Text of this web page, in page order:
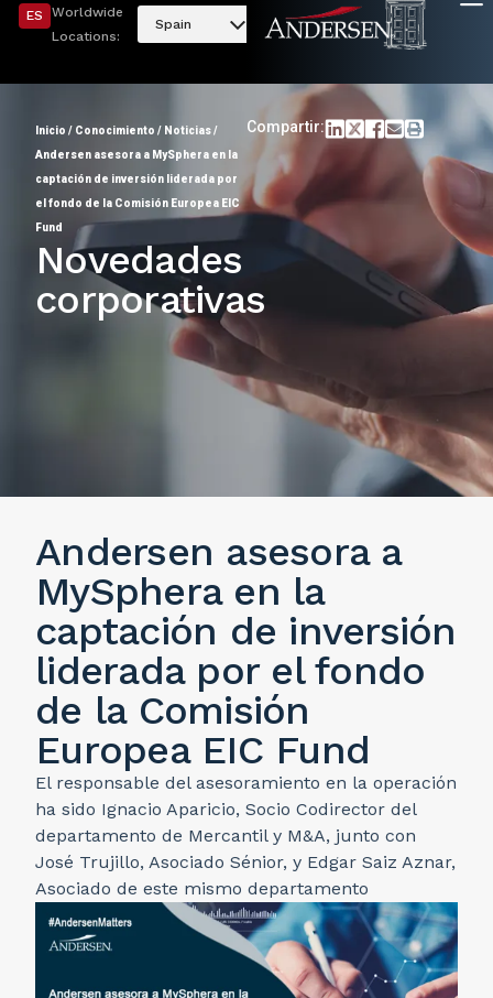
ES
Worldwide
Locations:
Spain
Inicio / Conocimiento / Noticias/
Andersen asesora a MySphera en la
captación de inversión liderada por
el fondo de la Comisión Europea EIC
Fund
Compartir:
Novedades
corporativas
Andersen asesora a
MySphera en la
captación de inversión
liderada por el fondo
de la Comisión
Europea EIC Fund
El responsable del asesoramiento en la operación
ha sido Ignacio Aparicio, Socio Codirector del
departamento de Mercantil y M&A, junto con
José Trujillo, Asociado Sénior, y Edgar Saiz Aznar,
Asociado de este mismo departamento